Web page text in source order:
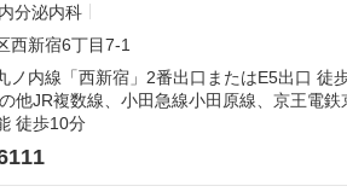
内分泌内科
西新宿6丁目7-1
ノ内線「西新宿」2番出口またはE5出口 徒
他JR複数線、小田急線小田原線、京王電
徒歩10分